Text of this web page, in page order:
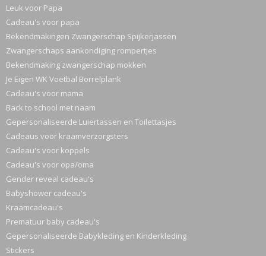
Leuk voor Papa
Cadeau's voor papa
Bekendmakingen Zwangerschap Spijkerjassen
Zwangerschaps aankondiging rompertjes
Bekendmaking zwangerschap mokken
Je Eigen WK Voetbal Borrelplank
Cadeau's voor mama
Back to school met naam
Gepersonaliseerde Luiertassen en Toilettasjes
Cadeaus voor kraamverzorgsters
Cadeau's voor koppels
Cadeau's voor opa/oma
Gender reveal cadeau's
Babyshower cadeau's
Kraamcadeau's
Prematuur baby cadeau's
Gepersonaliseerde Babykleding en Kinderkleding
Stickers